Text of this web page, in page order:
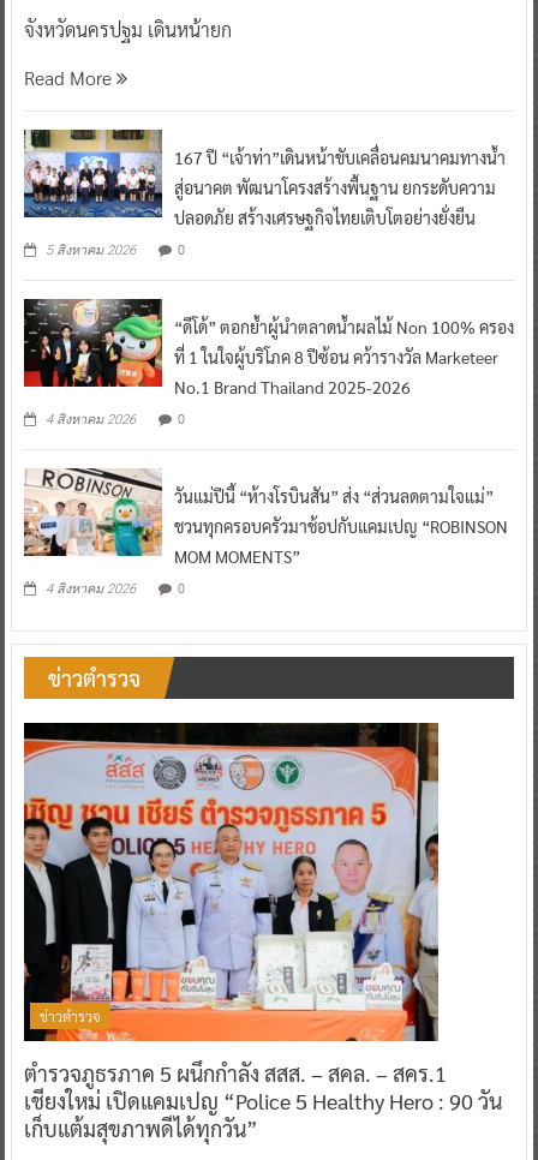
จังหวัดนครปฐม เดินหน้ายก
Read More
167 ปี “เจ้าท่า”เดินหน้าขับเคลื่อนคมนาคมทางน้ำ
สู่อนาคต พัฒนาโครงสร้างพื้นฐาน ยกระดับความ
ปลอดภัย สร้างเศรษฐกิจไทยเติบโตอย่างยั่งยืน
5 สิงหาคม 2026 0
“ดีโด้” ตอกย้ำผู้นำตลาดน้ำผลไม้ Non 100% ครอง
ที่ 1 ในใจผู้บริโภค 8 ปีซ้อน คว้ารางวัล Marketeer
No.1 Brand Thailand 2025-2026
4 สิงหาคม 2026 0
วันแม่ปีนี้ “ห้างโรบินสัน” ส่ง “ส่วนลดตามใจแม่”
ชวนทุกครอบครัวมาช้อปกับแคมเปญ “ROBINSON
MOM MOMENTS”
4 สิงหาคม 2026 0
ข่าวตำรวจ
ข่าวตำรวจ
ตำรวจภูธรภาค 5 ผนึกกำลัง สสส. – สคล. – สคร.1
เชียงใหม่ เปิดแคมเปญ “Police 5 Healthy Hero : 90 วัน
เก็บแต้มสุขภาพดีได้ทุกวัน”